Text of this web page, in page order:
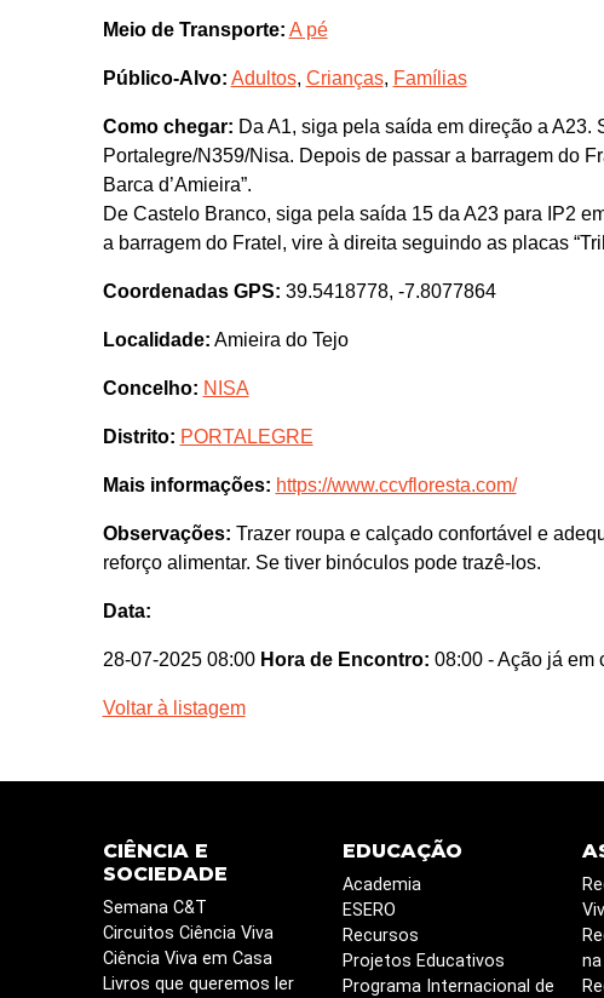
Meio de Transporte: A pé
Público-Alvo: Adultos, Crianças, Famílias
Como chegar: Da A1, siga pela saída em direção a
Portalegre/N359/Nisa. Depois de passar a barragem do
Barca d’Amieira”.
De Castelo Branco, siga pela saída 15 da A23 para IP2
a barragem do Fratel, vire à direita seguindo as placas
Coordenadas GPS: 39.5418778, -7.8077864
Localidade: Amieira do Tejo
Concelho: NISA
Distrito: PORTALEGRE
Mais informações: https://www.ccvfloresta.com/
Observações: Trazer roupa e calçado confortável e
reforço alimentar. Se tiver binóculos pode trazê-los.
Data:
28-07-2025 08:00 Hora de Encontro: 08:00 - Ação já em
Voltar à listagem
CIÊNCIA E
SOCIEDADE
Semana C&T
Circuitos Ciência Viva
Ciência Viva em Casa
Livros que queremos ler
EDUCAÇÃO
Academia
ESERO
Recursos
Projetos Educativos
Programa Internacional de